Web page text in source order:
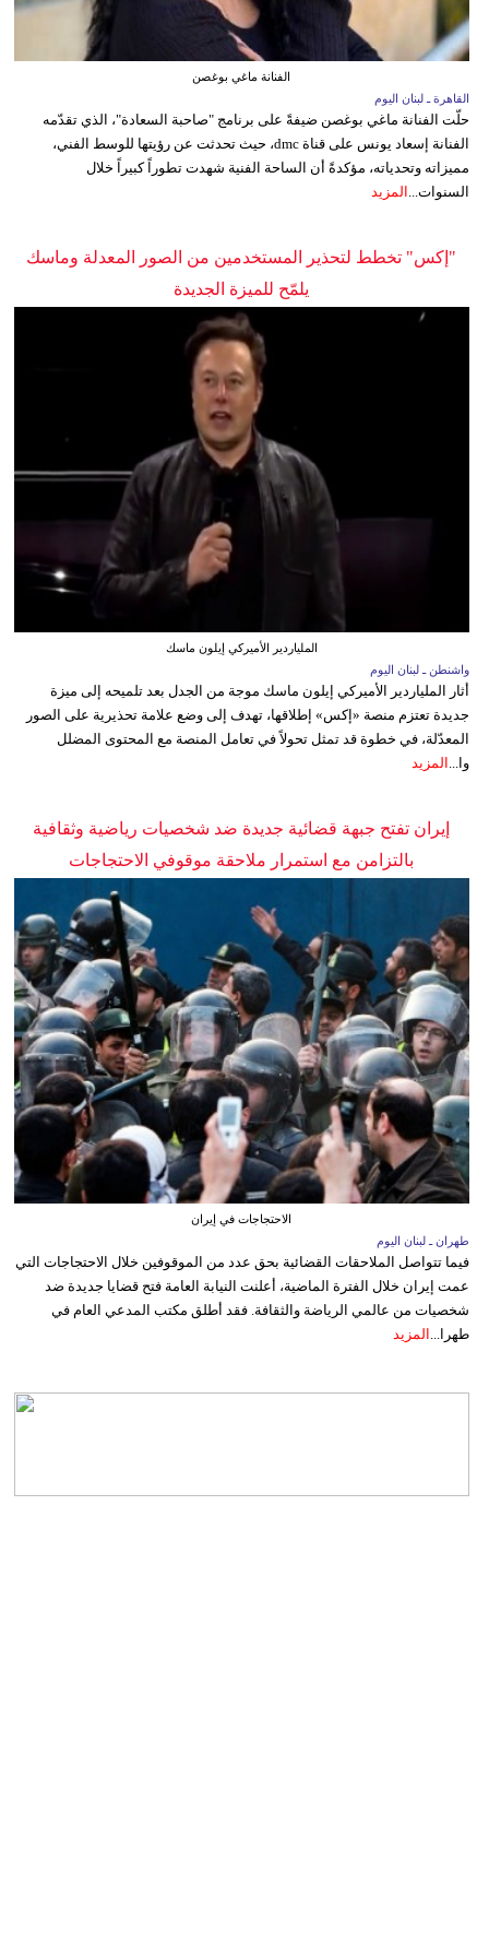
الفنانة ماغي بوغصن
القاهرة ـ لبنان اليوم
حلّت الفنانة ماغي بوغصن ضيفةً على برنامج "صاحبة السعادة"، الذي تقدّمه
الفنانة إسعاد يونس على قناة dmc، حيث تحدثت عن رؤيتها للوسط الفني،
مميزاته وتحدياته، مؤكدةً أن الساحة الفنية شهدت تطوراً كبيراً خلال
السنوات... المزيد
"إكس" تخطط لتحذير المستخدمين من الصور المعدلة وماسك
يلمّح للميزة الجديدة
الملياردير الأميركي إيلون ماسك
واشنطن ـ لبنان اليوم
أثار الملياردير الأميركي إيلون ماسك موجة من الجدل بعد تلميحه إلى ميزة
جديدة تعتزم منصة «إكس» إطلاقها، تهدف إلى وضع علامة تحذيرية على الصور
المعدّلة، في خطوة قد تمثل تحولاً في تعامل المنصة مع المحتوى المضلل
وا...
المزيد
إيران تفتح جبهة قضائية جديدة ضد شخصيات رياضية وثقافية
بالتزامن مع استمرار ملاحقة موقوفي الاحتجاجات
الاحتجاجات في إيران
طهران ـ لبنان اليوم
فيما تتواصل الملاحقات القضائية بحق عدد من الموقوفين خلال الاحتجاجات التي
عمت إيران خلال الفترة الماضية، أعلنت النيابة العامة فتح قضايا جديدة ضد
شخصيات من عالمي الرياضة والثقافة. فقد أطلق مكتب المدعي العام في
طهرا... المزيد